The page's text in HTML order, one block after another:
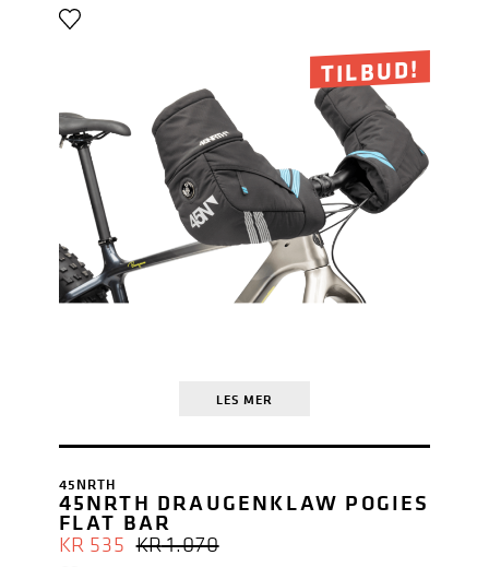
TILBUD!
LES MER
45NRTH
45NRTH DRAUGENKLAW POGIES
FLAT BAR
KR1.070OPPRINNELIG
KR 535
NÅVÆRENDE